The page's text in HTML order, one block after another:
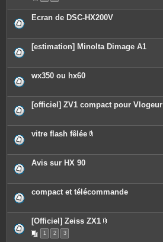
Ecran de DSC-HX200V
[estimation] Minolta Dimage A1
wx350 ou hx60
[officiel] ZV1 compact pour Vlogeur
vitre flash fêlée
è
j
o
i
t
e
s
Avis sur HX 90
compact et télécommande
[Officiel] Zeiss ZX1
1 2 3